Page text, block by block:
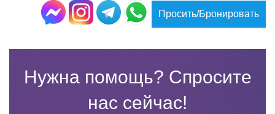
Просить/Бронировать
Нужна помощь? Спросите
нас сейчас!